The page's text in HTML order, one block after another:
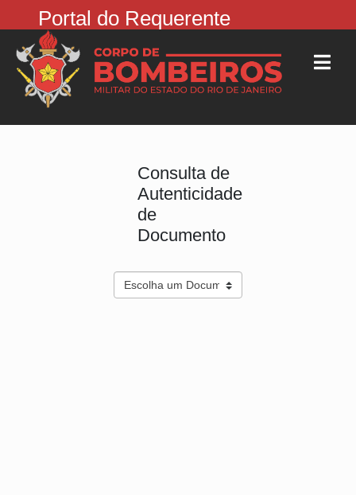
Portal do Requerente
Consulta de
Autenticidade
de
Documento